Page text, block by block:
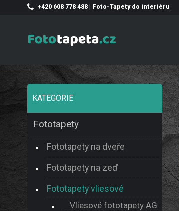
KATEGORIE
Fototapety
Fototapety na dveře
Fototapety na zeď
Fototapety vliesové
Vliesové fototapety AG
+420 608 778 488 | Foto-Tapety do interiéru